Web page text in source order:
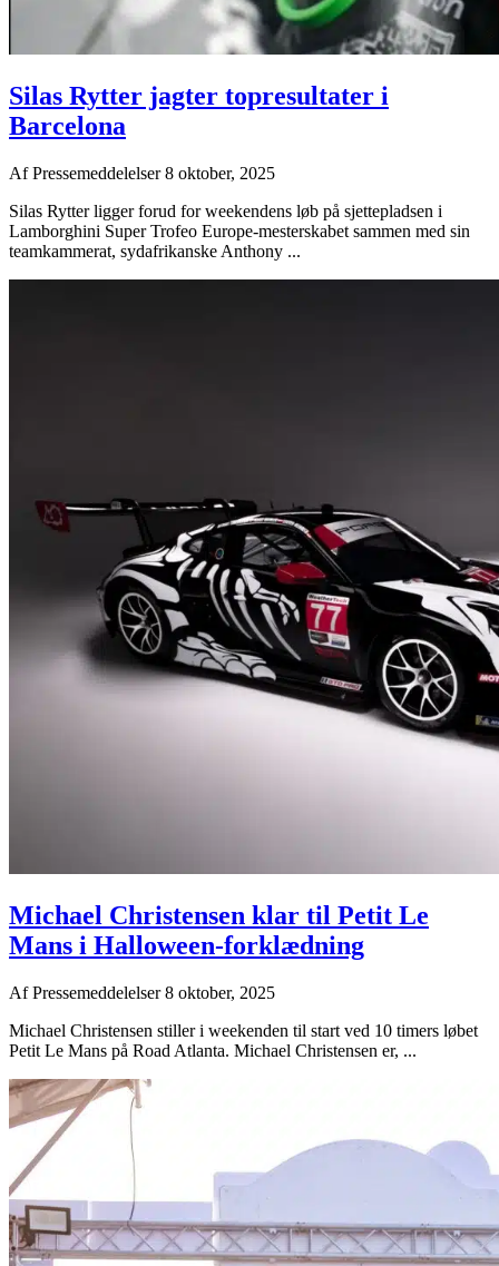
Silas Rytter jagter topresultater i
Barcelona
AfPressemeddelelser8 oktober, 2025
Silas Rytter ligger forud for weekendens løb på sjettepladsen i
Lamborghini Super Trofeo Europe-mesterskabet sammen med sin
teamkammerat, sydafrikanske Anthony ...
Michael Christensen klar til Petit Le
Mans i Halloween-forklædning
AfPressemeddelelser8 oktober, 2025
Michael Christensen stiller i weekenden til start ved 10 timers løbet
Petit Le Mans på Road Atlanta. Michael Christensen er, ...